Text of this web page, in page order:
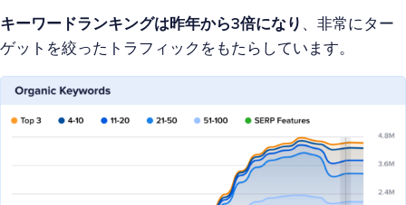
キーワードランキングは昨年から3倍になり 、非常にター
ゲットを絞ったトラフィックをもたらしています。